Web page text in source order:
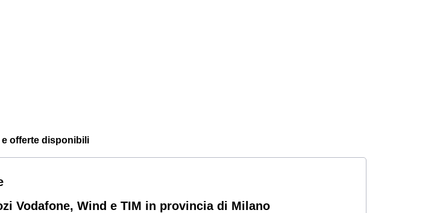
e offerte disponibili
Vodafone, Wind e TIM in provincia di Milano